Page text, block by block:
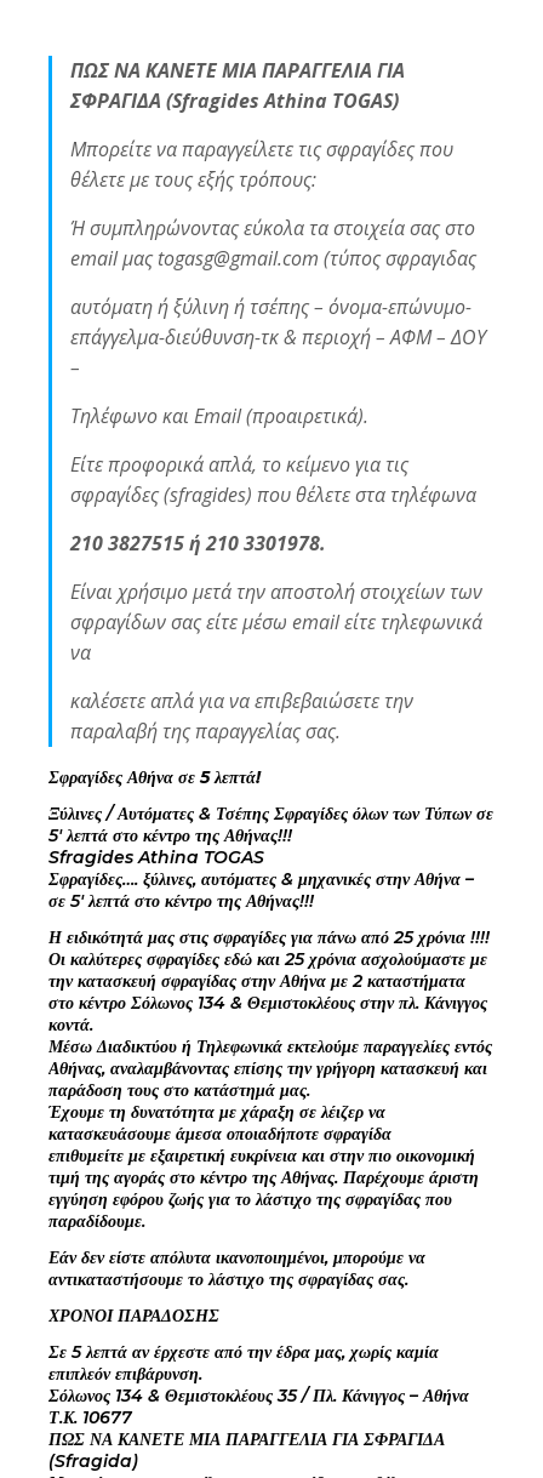
ΠΩΣ ΝΑ ΚΑΝΕΤΕ ΜΙΑ ΠΑΡΑΓΓΕΛΙΑ ΓΙΑ
ΣΦΡΑΓΙΔΑ (Sfragides Athina TOGAS)
Μπορείτε να παραγγείλετε τις σφραγίδες που
θέλετε με τους εξής τρόπους:
Ή συμπληρώνοντας εύκολα τα στοιχεία σας στο
email μας togasg@gmail.com (τύπος σφραγιδας
αυτόματη ή ξύλινη ή τσέπης – όνομα-επώνυμο-
επάγγελμα-διεύθυνση-τκ & περιοχή – ΑΦΜ – ΔΟΥ
–
Τηλέφωνο και Email (προαιρετικά).
Είτε προφορικά απλά, το κείμενο για τις
σφραγίδες (sfragides) που θέλετε στα τηλέφωνα
210 3827515 ή 210 3301978.
Είναι χρήσιμο μετά την αποστολή στοιχείων των
σφραγίδων σας είτε μέσω email είτε τηλεφωνικά
να
καλέσετε απλά για να επιβεβαιώσετε την
παραλαβή της παραγγελίας σας.
Σφραγίδες Αθήνα σε 5 λεπτά!
Ξύλινες / Αυτόματες & Τσέπης Σφραγίδες όλων των Τύπων σε
5′ λεπτά στο κέντρο της Αθήνας!!!
Sfragides Athina TOGAS
Σφραγίδες…. ξύλινες, αυτόματες & μηχανικές στην Αθήνα –
σε 5′ λεπτά στο κέντρο της Αθήνας!!!
Η ειδικότητά μας στις σφραγίδες για πάνω από 25 χρόνια !!!!
Οι καλύτερες σφραγίδες εδώ και 25 χρόνια ασχολούμαστε με
την κατασκευή σφραγίδας στην Αθήνα με 2 καταστήματα
στο κέντρο Σόλωνος 134 & Θεμιστοκλέους στην πλ. Κάνιγγος
κοντά.
Μέσω Διαδικτύου ή Τηλεφωνικά εκτελούμε παραγγελίες εντός
Αθήνας, αναλαμβάνοντας επίσης την γρήγορη κατασκευή και
παράδοση τους στο κατάστημά μας.
Έχουμε τη δυνατότητα με χάραξη σε λέιζερ να
κατασκευάσουμε άμεσα οποιαδήποτε σφραγίδα
επιθυμείτε με εξαιρετική ευκρίνεια και στην πιο οικονομική
τιμή της αγοράς στο κέντρο της Αθήνας. Παρέχουμε άριστη
εγγύηση εφόρου ζωής για το λάστιχο της σφραγίδας που
παραδίδουμε.
Εάν δεν είστε απόλυτα ικανοποιημένοι, μπορούμε να
αντικαταστήσουμε το λάστιχο της σφραγίδας σας.
ΧΡΟΝΟΙ ΠΑΡΑΔΟΣΗΣ
Σε 5 λεπτά αν έρχεστε από την έδρα μας, χωρίς καμία
επιπλεόν επιβάρυνση.
Σόλωνος 134 & Θεμιστοκλέους 35 / Πλ. Κάνιγγος – Αθήνα
Τ.Κ. 10677
ΠΩΣ ΝΑ ΚΑΝΕΤΕ ΜΙΑ ΠΑΡΑΓΓΕΛΙΑ ΓΙΑ ΣΦΡΑΓΙΔΑ
(Sfragida)